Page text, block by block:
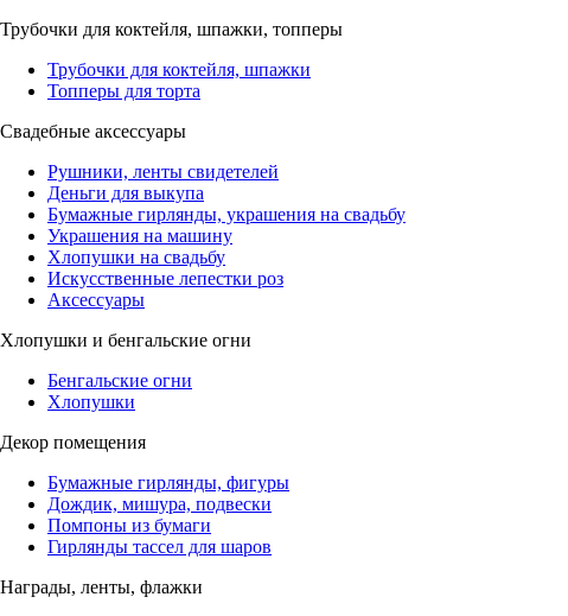
Трубочки для коктейля, шпажки, топперы
Трубочки для коктейля, шпажки
Топперы для торта
Свадебные аксессуары
Рушники, ленты свидетелей
Деньги для выкупа
Бумажные гирлянды, украшения на свадьбу
Украшения на машину
Хлопушки на свадьбу
Искусственные лепестки роз
Аксессуары
Хлопушки и бенгальские огни
Бенгальские огни
Хлопушки
Декор помещения
Бумажные гирлянды, фигуры
Дождик, мишура, подвески
Помпоны из бумаги
Гирлянды тассел для шаров
Награды, ленты, флажки